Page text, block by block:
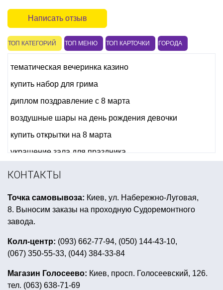
Написать отзыв
ТОП КАТЕГОРИЙ ТОП МЕНЮ ТОП КАРТОЧКИ ГОРОДА
тематическая вечеринка казино
купить набор для грима
диплом поздравление с 8 марта
воздушные шары на день рождения девочки
купить открытки на 8 марта
украшение зала для праздника
день рождение в стиле леди баг и супер кот
маску на хэллоуин
новогодний декор купить в украине
рыцарская вечеринка
костюмы на морскую тематику
хиппи вечеринка
тематическая вечеринка в стиле барби
КОНТАКТЫ
Точка самовывоза: Киев, ул. Набережно-Луговая,
8. Выносим заказы на проходную Судоремонтного
завода.
Колл-центр: (093) 662-77-94, (050) 144-43-10,
(067) 350-55-33, (044) 384-33-84
Магазин Голосеево: Киев, просп. Голосеевский, 126.
тел. (063) 638-71-69